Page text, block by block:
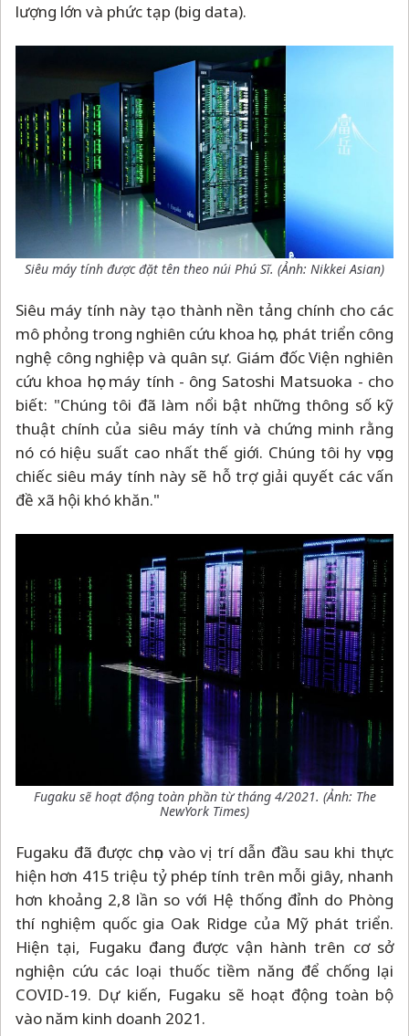
lượng lớn và phức tạp (big data).
Siêu máy tính được đặt tên theo núi Phú Sĩ. (Ảnh: Nikkei Asian)
Siêu máy tính này tạo thành nền tảng chính cho các
mô phỏng trong nghiên cứu khoa học, phát triển công
nghệ công nghiệp và quân sự. Giám đốc Viện nghiên
cứu khoa học máy tính - ông Satoshi Matsuoka - cho
biết: "Chúng tôi đã làm nổi bật những thông số kỹ
thuật chính của siêu máy tính và chứng minh rằng
nó có hiệu suất cao nhất thế giới. Chúng tôi hy vọng
chiếc siêu máy tính này sẽ hỗ trợ giải quyết các vấn
đề xã hội khó khăn."
Fugaku sẽ hoạt động toàn phần từ tháng 4/2021. (Ảnh: The
NewYork Times)
Fugaku đã được chọn vào vị trí dẫn đầu sau khi thực
hiện hơn 415 triệu tỷ phép tính trên mỗi giây, nhanh
hơn khoảng 2,8 lần so với Hệ thống đỉnh do Phòng
thí nghiệm quốc gia Oak Ridge của Mỹ phát triển.
Hiện tại, Fugaku đang được vận hành trên cơ sở
nghiện cứu các loại thuốc tiềm năng để chống lại
COVID-19. Dự kiến, Fugaku sẽ hoạt động toàn bộ
vào năm kinh doanh 2021.